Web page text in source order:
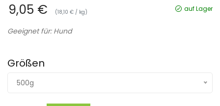
9,05 € (18,10 € / kg) auf Lager
Geeignet für: Hund
Größen
500g